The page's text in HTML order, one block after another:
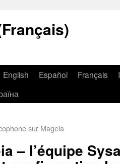
English Español Français
sur Mageia
– l’équipe